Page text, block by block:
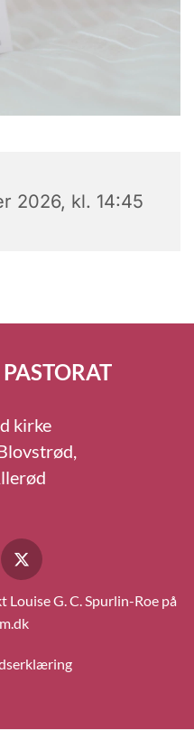
2026, kl. 14:45
kirke
Louise G. C. Spurlin-Roe på